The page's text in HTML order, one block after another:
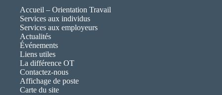
Accueil – Orientation Travail
Services aux individus
Services aux employeurs
Actualités
Événements
Liens utiles
La différence OT
Contactez-nous
Affichage de poste
Carte du site